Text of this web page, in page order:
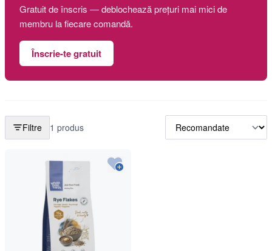
Gratuit de înscris — deblochează prețuri mai mici de
membru la fiecare comandă.
Înscrie-te gratuit
Filtre 1 produs